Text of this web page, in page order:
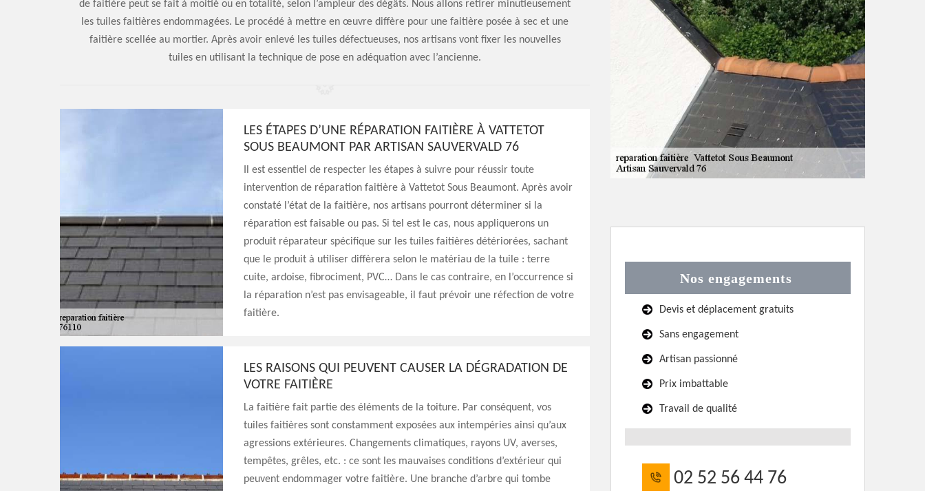
de faitière peut se fait à moitié ou en totalité, selon l’ampleur des dégâts. Nous allons retirer minutieusement
les tuiles faitières endommagées. Le procédé à mettre en œuvre diffère pour une faitière posée à sec et une
faitière scellée au mortier. Après avoir enlevé les tuiles défectueuses, nos artisans vont fixer les nouvelles
tuiles en utilisant la technique de pose en adéquation avec l’ancienne.
LES ÉTAPES D’UNE RÉPARATION FAITIÈRE À VATTETOT
SOUS BEAUMONT PAR ARTISAN SAUVERVALD 76
Il est essentiel de respecter les étapes à suivre pour réussir toute
intervention de réparation faitière à Vattetot Sous Beaumont. Après avoir
constaté l’état de la faitière, nos artisans pourront déterminer si la
réparation est faisable ou pas. Si tel est le cas, nous appliquerons un
produit réparateur spécifique sur les tuiles faitières détériorées, sachant
que le produit à utiliser diffèrera selon le matériau de la tuile : terre
cuite, ardoise, fibrociment, PVC… Dans le cas contraire, en l’occurrence si
la réparation n’est pas envisageable, il faut prévoir une réfection de votre
faitière.
LES RAISONS QUI PEUVENT CAUSER LA DÉGRADATION DE
VOTRE FAITIÈRE
La faitière fait partie des éléments de la toiture. Par conséquent, vos
tuiles faitières sont constamment exposées aux intempéries ainsi qu’aux
agressions extérieures. Changements climatiques, rayons UV, averses,
tempêtes, grêles, etc. : ce sont les mauvaises conditions d’extérieur qui
peuvent endommager votre faitière. Une branche d’arbre qui tombe
Nos engagements
Devis et déplacement gratuits
Sans engagement
Artisan passionné
Prix imbattable
Travail de qualité
02 52 56 44 76